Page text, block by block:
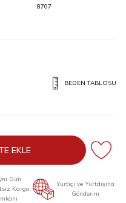
8707
BEDEN TABLOSU
EKLE
Gün
Kargo
Yurtiçi ve Yurtdışına
Gönderim